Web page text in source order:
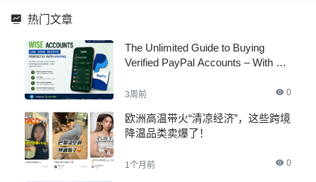
热门文章
The Unlimited Guide to Buying
Verified PayPal Accounts – With All
3周前 0
欧洲高温带火“清凉经济”，这些跨境
降温品类卖爆了！
1个月前 0